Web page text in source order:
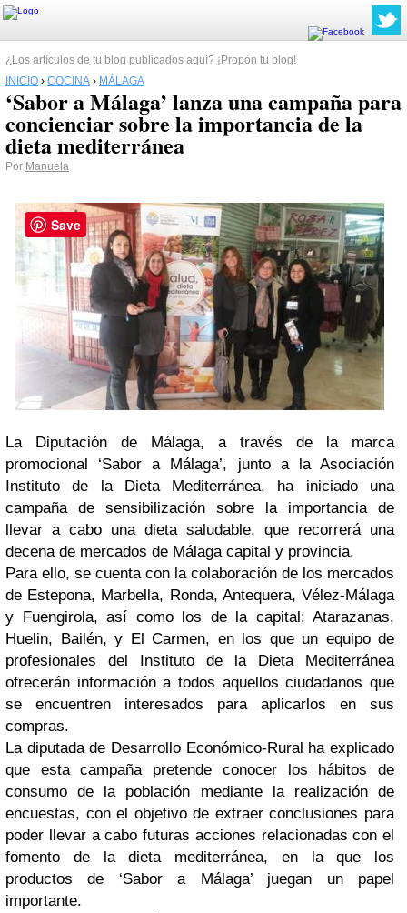
¿Los artículos de tu blog publicados aquí? ¡Propón tu blog!
INICIO › COCINA › MÁLAGA
‘Sabor a Málaga’ lanza una campaña para
concienciar sobre la importancia de la
dieta mediterránea
Por Manuela
La Diputación de Málaga, a través de la marca
promocional ‘Sabor a Málaga’, junto a la Asociación
Instituto de la Dieta Mediterránea, ha iniciado una
campaña de sensibilización sobre la importancia de
llevar a cabo una dieta saludable, que recorrerá una
decena de mercados de Málaga capital y provincia.
Para ello, se cuenta con la colaboración de los mercados
de Estepona, Marbella, Ronda, Antequera, Vélez-Málaga
y Fuengirola, así como los de la capital: Atarazanas,
Huelin, Bailén, y El Carmen, en los que un equipo de
profesionales del Instituto de la Dieta Mediterránea
ofrecerán información a todos aquellos ciudadanos que
se encuentren interesados para aplicarlos en sus
compras.
La diputada de Desarrollo Económico-Rural ha explicado
que esta campaña pretende conocer los hábitos de
consumo de la población mediante la realización de
encuestas, con el objetivo de extraer conclusiones para
poder llevar a cabo futuras acciones relacionadas con el
fomento de la dieta mediterránea, en la que los
productos de ‘Sabor a Málaga’ juegan un papel
importante.
Save